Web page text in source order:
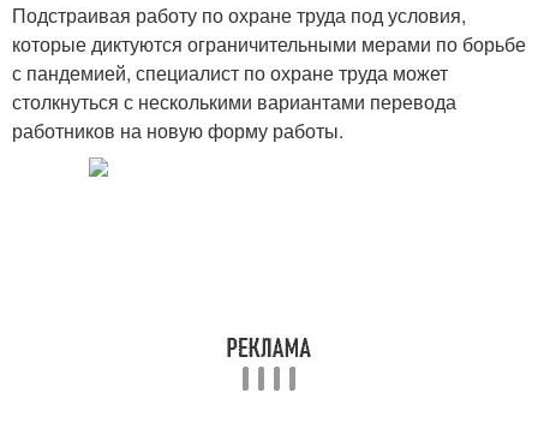
Подстраивая работу по охране труда под условия,
которые диктуются ограничительными мерами по борьбе
с пандемией, специалист по охране труда может
столкнуться с несколькими вариантами перевода
работников на новую форму работы.